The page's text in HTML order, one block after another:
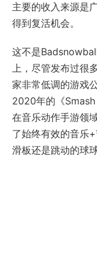
主要的收入来源是
得到复活机会。
这不是
上，尽管发布过很
家非常低调的游戏
2020年的《
在音乐动作手游领
了始终有效的音乐
滑板还是跳动的球球